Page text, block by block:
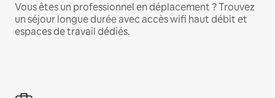
Vous êtes un professionnel en déplacement ? Trouvez
un séjour longue durée avec accès wifi haut débit et
espaces de travail dédiés.